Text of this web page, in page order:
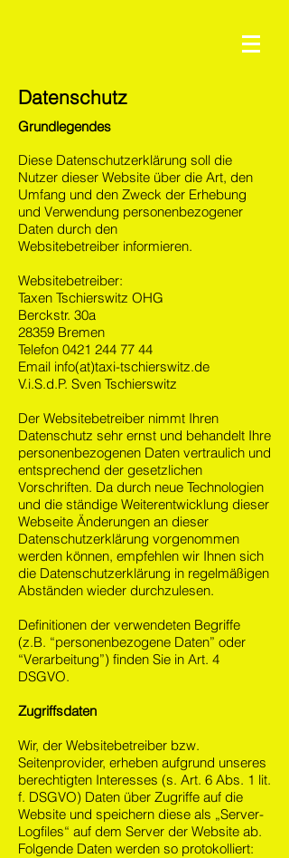
Datenschutz
Grundlegendes
Diese Datenschutzerklärung soll die
Nutzer dieser Website über die Art, den
Umfang und den Zweck der Erhebung
und Verwendung personenbezogener
Daten durch den
Websitebetreiber informieren.
Websitebetreiber:
Taxen Tschierswitz OHG
Berckstr. 30a
28359 Bremen
Telefon 0421 244 77 44
Email info(at)taxi-tschierswitz.de
V.i.S.d.P. Sven Tschierswitz
Der Websitebetreiber nimmt Ihren
Datenschutz sehr ernst und behandelt Ihre
personenbezogenen Daten vertraulich und
entsprechend der gesetzlichen
Vorschriften. Da durch neue Technologien
und die ständige Weiterentwicklung dieser
Webseite Änderungen an dieser
Datenschutzerklärung vorgenommen
werden können, empfehlen wir Ihnen sich
die Datenschutzerklärung in regelmäßigen
Abständen wieder durchzulesen.
Definitionen der verwendeten Begriffe
(z.B. “personenbezogene Daten” oder
“Verarbeitung”) finden Sie in Art. 4
DSGVO.
Zugriffsdaten
Wir, der Websitebetreiber bzw.
Seitenprovider, erheben aufgrund unseres
berechtigten Interesses (s. Art. 6 Abs. 1 lit.
f. DSGVO) Daten über Zugriffe auf die
Website und speichern diese als „Server-
Logfiles“ auf dem Server der Website ab.
Folgende Daten werden so protokolliert: